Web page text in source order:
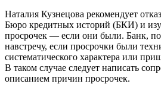
Наталия Кузнецова рекомендует
Бюро кредитных историй (БКИ) и
просрочек — если они были. Банк,
навстречу, если просрочки были
систематического характера или
В таком случае следует написать
описанием причин просрочек.